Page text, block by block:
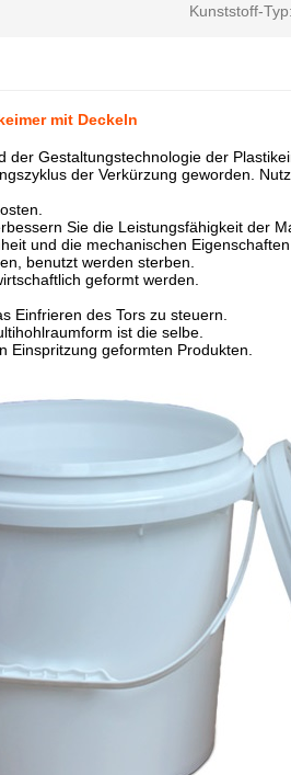
Kunststoff-Typ:
mit Deckeln
der Gestaltungstechnologie der
der Verkürzung geworden.
Sie die Leistungsfähigkeit der
und die mechanischen Eigenschaften
benutzt werden sterben.
geformt werden.
Einfrieren des Tors zu steuern.
ist die selbe.
Einspritzung geformten Produkten.